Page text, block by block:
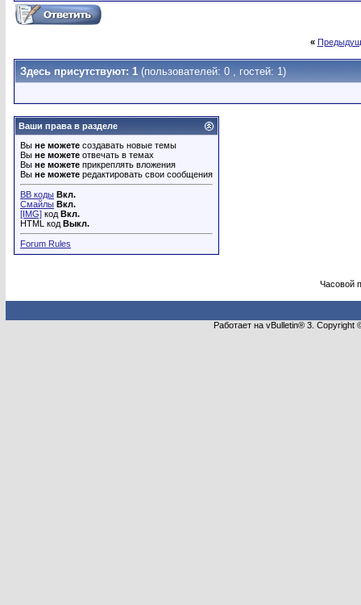
«
Здесь присутствуют: 1 (пользователей: 0 , гостей: 1)
Ваши права в разделе
Вы не можете создавать новые темы
Вы не можете отвечать в темах
Вы не можете прикреплять вложения
Вы не можете редактировать свои сообщения
BB коды Вкл.
Смайлы Вкл.
[IMG] код Вкл.
HTML код Выкл.
Forum Rules
Часовой
Работает на vBulletin® 3.